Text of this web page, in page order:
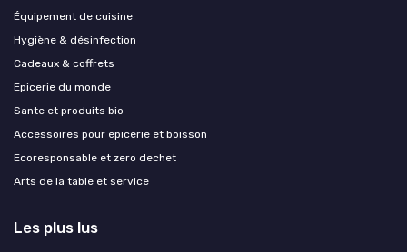
Équipement de cuisine
Hygiène & désinfection
Cadeaux & coffrets
Epicerie du monde
Sante et produits bio
Accessoires pour epicerie et boisson
Ecoresponsable et zero dechet
Arts de la table et service
Les plus lus